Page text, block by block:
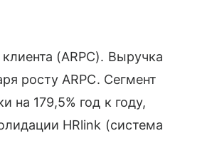
клиента (ARPC). Выручка
росту ARPC. Сегмент
на 179,5% год к году,
HRlink (система